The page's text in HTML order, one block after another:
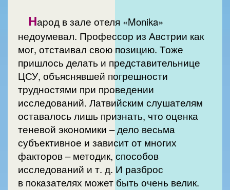
Народ в зале отеля «Monika»
недоумевал. Профессор из Австрии как
мог, отстаивал свою позицию. Тоже
пришлось делать и представительнице
ЦСУ, объяснявшей погрешности
трудностями при проведении
исследований. Латвийским слушателям
оставалось лишь признать, что оценка
теневой экономики – дело весьма
субъективное и зависит от многих
факторов – методик, способов
исследований и т. д. И разброс
в показателях может быть очень велик.